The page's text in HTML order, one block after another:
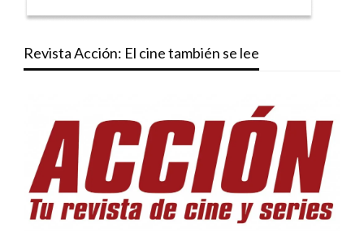
Revista Acción: El cine también se lee